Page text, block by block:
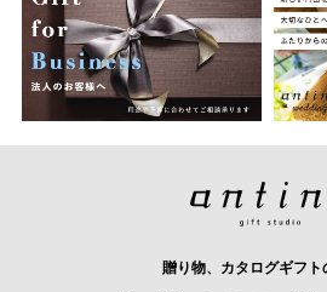
贈り物、カタログギフト